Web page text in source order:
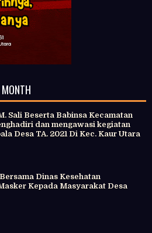
Sali Beserta Babinsa Kecamatan
dan mengawasi kegiatan
Desa TA. 2021 Di Kec. Kaur Utara
Dinas Kesehatan
Kepada Masyarakat Desa